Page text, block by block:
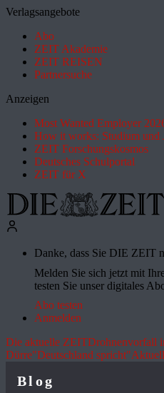
Verlagsangebote
Abo
ZEIT Akademie
ZEIT REISEN
Partnersuche
Anzeigen
Most Wanted Employer
How it works: Studium und
ZEIT Forschungskosmos
Deutsches Schulportal
ZEIT für X
Danke, dass Sie DIE ZEIT
Melden Sie sich jetzt mit
testen Sie unser digitales
Abo testen
Anmelden
Die aktuelle ZEITDrohnenvorfall
Dürre"Deutschland spricht"
Blog